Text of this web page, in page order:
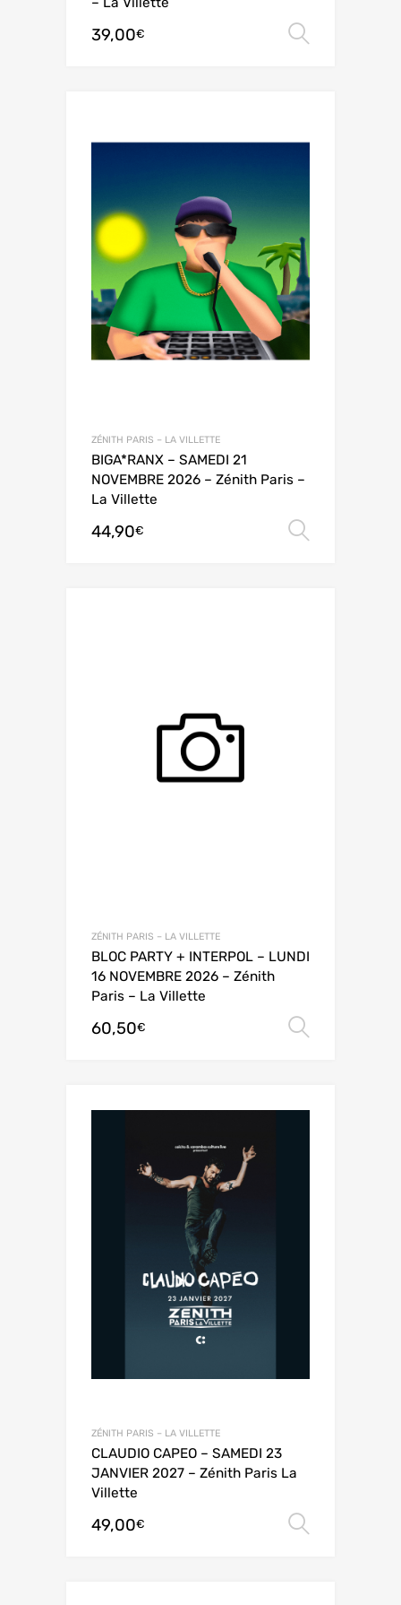
39,00€
ZÉNITH PARIS – LA VILLETTE
BIGA*RANX – SAMEDI 21
NOVEMBRE 2026 – Zénith Paris –
La Villette
44,90€
ZÉNITH PARIS – LA VILLETTE
BLOC PARTY + INTERPOL – LUNDI
16 NOVEMBRE 2026 – Zénith
Paris – La Villette
60,50€
ZÉNITH PARIS – LA VILLETTE
CLAUDIO CAPEO – SAMEDI 23
JANVIER 2027 – Zénith Paris La
Villette
49,00€